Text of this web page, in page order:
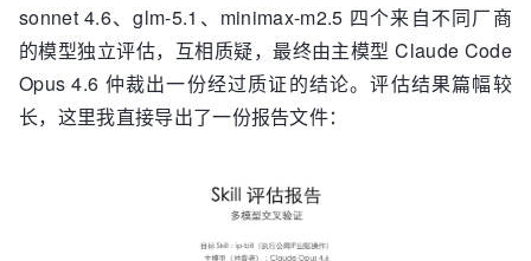
sonnet 4.6、glm-5.1、minimax-m2.5 四个来自不同厂商
的模型独立评估，互相质疑，最终由主模型 Claude Code
Opus 4.6 仲裁出一份经过质证的结论。评估结果篇幅较
长，这里我直接导出了一份报告文件：